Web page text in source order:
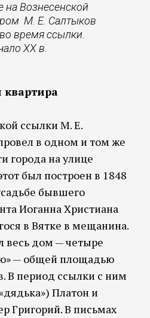
на Вознесенской
М. Е. Салтыков
время ссылки.
XX в.
квартира
ссылки М. Е.
в одном и том же
города на улице
был построен в 1848
бывшего
Иоганна Христиана
в Вятке в мещанина.
весь дом — четыре
— общей площадью
В период ссылки с ним
Платон и
Григорий. В письмах